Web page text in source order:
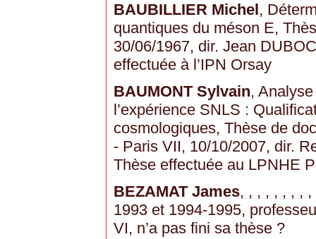
BAUBILLIER Michel,
quantiques du méson E,
30/06/1967, dir. Jean
effectuée à l’IPN Orsay
BAUMONT Sylvain,
l’expérience SNLS :
cosmologiques, Thèse de
- Paris VII, 10/10/2007, dir.
Thèse effectuée au LPNHE
BEZAMAT James, , , , , , , ,
1993 et 1994-1995,
VI, n’a pas fini sa thèse ?